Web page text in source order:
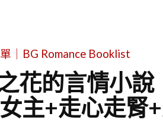
｜BG Romance Booklist
花的言情小說
主+走心走腎